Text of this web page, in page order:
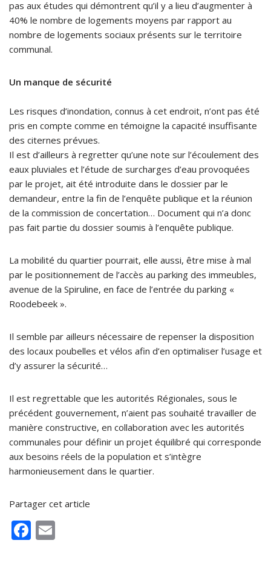
pas aux études qui démontrent qu’il y a lieu d’augmenter à
40% le nombre de logements moyens par rapport au
nombre de logements sociaux présents sur le territoire
communal.
Un manque de sécurité
Les risques d’inondation, connus à cet endroit, n’ont pas été
pris en compte comme en témoigne la capacité insuffisante
des citernes prévues.
Il est d’ailleurs à regretter qu’une note sur l’écoulement des
eaux pluviales et l’étude de surcharges d’eau provoquées
par le projet, ait été introduite dans le dossier par le
demandeur, entre la fin de l’enquête publique et la réunion
de la commission de concertation… Document qui n’a donc
pas fait partie du dossier soumis à l’enquête publique.
La mobilité du quartier pourrait, elle aussi, être mise à mal
par le positionnement de l’accès au parking des immeubles,
avenue de la Spiruline, en face de l’entrée du parking «
Roodebeek ».
Il semble par ailleurs nécessaire de repenser la disposition
des locaux poubelles et vélos afin d’en optimaliser l’usage et
d’y assurer la sécurité…
Il est regrettable que les autorités Régionales, sous le
précédent gouvernement, n’aient pas souhaité travailler de
manière constructive, en collaboration avec les autorités
communales pour définir un projet équilibré qui corresponde
aux besoins réels de la population et s’intègre
harmonieusement dans le quartier.
Partager cet article
F